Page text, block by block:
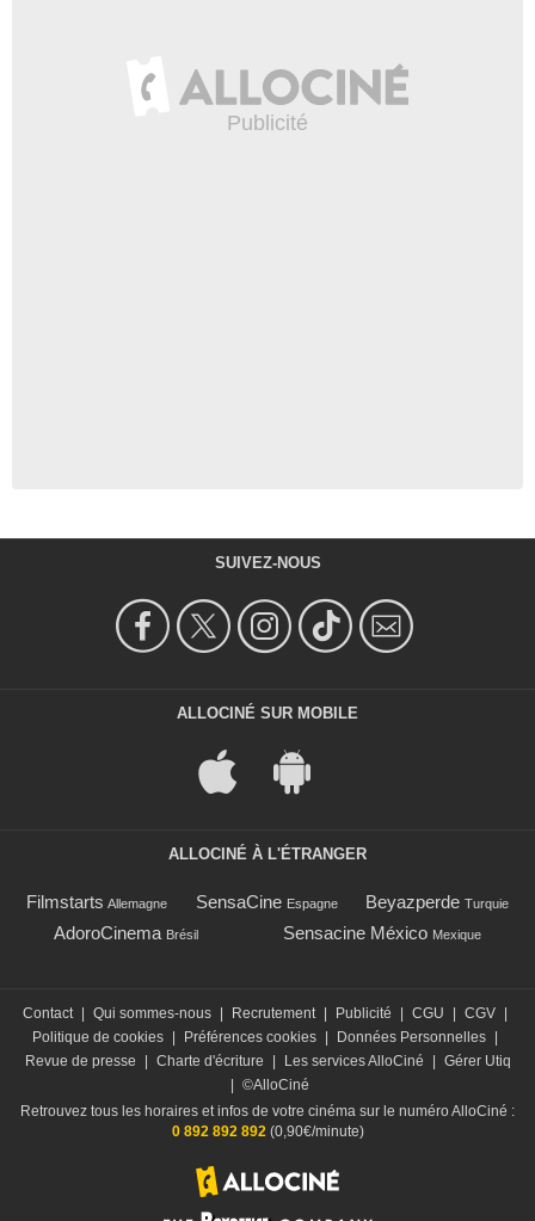
SUIVEZ-NOUS
ALLOCINÉ SUR MOBILE
ALLOCINÉ À L'ÉTRANGER
Filmstarts Allemagne SensaCine Espagne Beyazperde Turquie
AdoroCinema Brésil Sensacine México Mexique
Contact Qui sommes-nous Recrutement Publicité CGU CGV
Politique de cookies
Préférences cookies Données Personnelles
Revue de presse
Charte d'écriture Les services AlloCiné
Gérer Utiq
©AlloCiné
Retrouvez tous les horaires et infos de votre cinéma sur le numéro AlloCiné :
0 892 892 892(0,90€/minute)